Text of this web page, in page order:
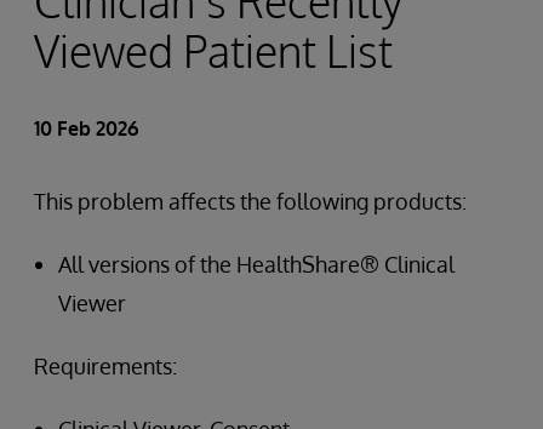
Viewed Patient List
10 Feb 2026
This problem affects the following products:
All versions of the HealthShare® Clinical
Viewer
Requirements: